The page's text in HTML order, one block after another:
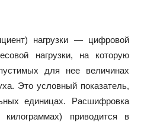
нагрузки — цифровой
нагрузки, на которую
для нее величинах
Это условный показатель,
единицах. Расшифровка
килограммах) приводится в